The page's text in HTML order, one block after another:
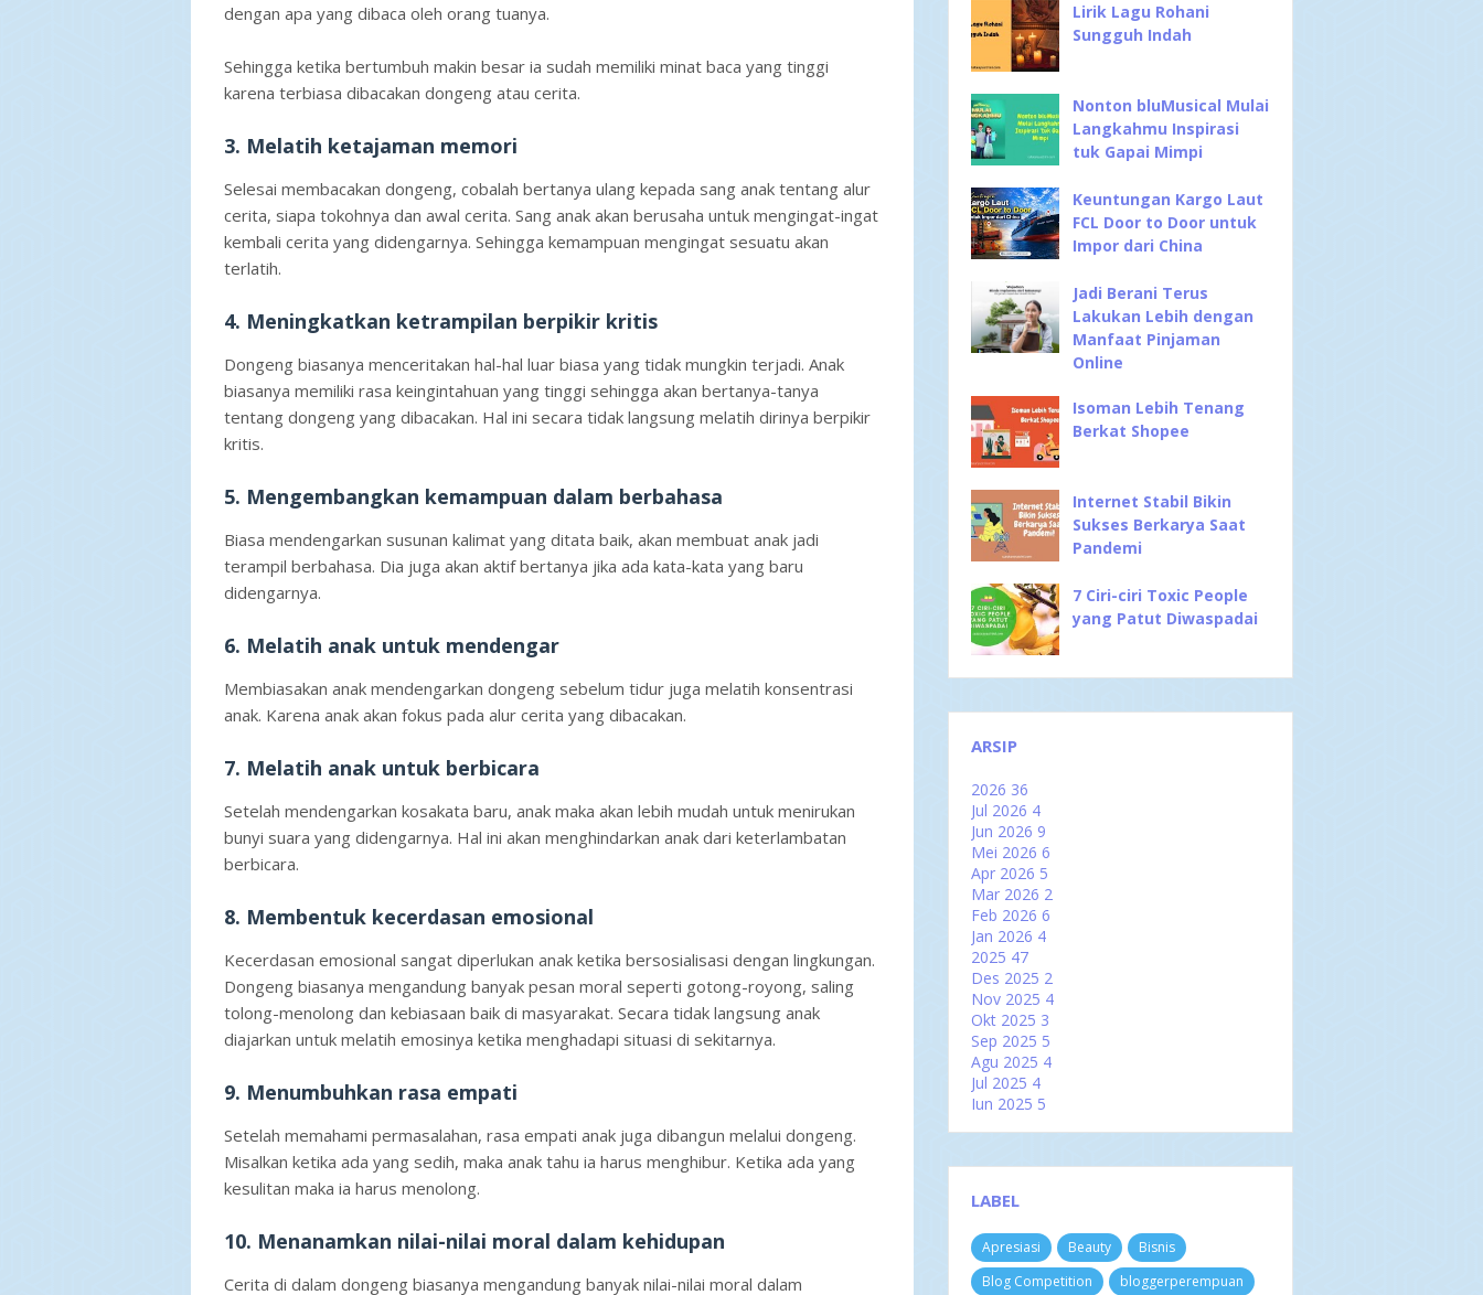
dengan apa yang dibaca oleh orang tuanya.
Sehingga ketika bertumbuh makin besar ia sudah memiliki minat baca yang tinggi
karena terbiasa dibacakan dongeng atau cerita.
3. Melatih ketajaman memori
Selesai membacakan dongeng, cobalah bertanya ulang kepada sang anak tentang alur
cerita, siapa tokohnya dan awal cerita. Sang anak akan berusaha untuk mengingat-ingat
kembali cerita yang didengarnya. Sehingga kemampuan mengingat sesuatu akan
terlatih.
4. Meningkatkan ketrampilan berpikir kritis
Dongeng biasanya menceritakan hal-hal luar biasa yang tidak mungkin terjadi. Anak
biasanya memiliki rasa keingintahuan yang tinggi sehingga akan bertanya-tanya
tentang dongeng yang dibacakan. Hal ini secara tidak langsung melatih dirinya berpikir
kritis.
5. Mengembangkan kemampuan dalam berbahasa
Biasa mendengarkan susunan kalimat yang ditata baik, akan membuat anak jadi
terampil berbahasa. Dia juga akan aktif bertanya jika ada kata-kata yang baru
didengarnya.
6. Melatih anak untuk mendengar
Membiasakan anak mendengarkan dongeng sebelum tidur juga melatih konsentrasi
anak. Karena anak akan fokus pada alur cerita yang dibacakan.
7. Melatih anak untuk berbicara
Setelah mendengarkan kosakata baru, anak maka akan lebih mudah untuk menirukan
bunyi suara yang didengarnya. Hal ini akan menghindarkan anak dari keterlambatan
berbicara.
8. Membentuk kecerdasan emosional
Kecerdasan emosional sangat diperlukan anak ketika bersosialisasi dengan lingkungan.
Dongeng biasanya mengandung banyak pesan moral seperti gotong-royong, saling
tolong-menolong dan kebiasaan baik di masyarakat. Secara tidak langsung anak
diajarkan untuk melatih emosinya ketika menghadapi situasi di sekitarnya.
9. Menumbuhkan rasa empati
Setelah memahami permasalahan, rasa empati anak juga dibangun melalui dongeng.
Misalkan ketika ada yang sedih, maka anak tahu ia harus menghibur. Ketika ada yang
kesulitan maka ia harus menolong.
10. Menanamkan nilai-nilai moral dalam kehidupan
Cerita di dalam dongeng biasanya mengandung banyak nilai-nilai moral dalam
Lirik Lagu Rohani
Sungguh Indah
Nonton bluMusical Mulai
Langkahmu Inspirasi
tuk Gapai Mimpi
Keuntungan Kargo Laut
FCL Door to Door untuk
Impor dari China
Jadi Berani Terus
Lakukan Lebih dengan
Manfaat Pinjaman
Online
Isoman Lebih Tenang
Berkat Shopee
Internet Stabil Bikin
Sukses Berkarya Saat
Pandemi
7 Ciri-ciri Toxic People
yang Patut Diwaspadai
ARSIP
2026 36
Jul 2026 4
Jun 2026 9
Mei 2026 6
Apr 2026 5
Mar 2026 2
Feb 2026 6
Jan 2026 4
2025 47
Des 2025 2
Nov 2025 4
Okt 2025 3
Sep 2025 5
Agu 2025 4
Jul 2025 4
Jun 2025 5
Mar 20256
Jan 2025
202460
Des 2024 3
Nov 20244
LABEL
Apresiasi Beauty
Bisnis
Blog Competition
bloggerperempuan